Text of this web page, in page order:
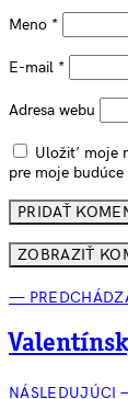
Meno *
E-mail *
Adresa webu
Uložiť moje
pre moje
ZOBRAZIŤ
—
NÁSLEDUJÚCI